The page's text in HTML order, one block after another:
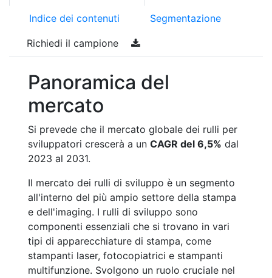
Indice dei contenuti Segmentazione
Richiedi il campione
Panoramica del
mercato
Si prevede che il mercato globale dei rulli per
sviluppatori crescerà a un CAGR del 6,5% dal
2023 al 2031.
Il mercato dei rulli di sviluppo è un segmento
all'interno del più ampio settore della stampa
e dell'imaging. I rulli di sviluppo sono
componenti essenziali che si trovano in vari
tipi di apparecchiature di stampa, come
stampanti laser, fotocopiatrici e stampanti
multifunzione. Svolgono un ruolo cruciale nel